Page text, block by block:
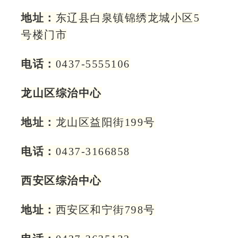
地址： 东辽县白泉镇锦绣龙城小区5
号楼门市
电话： 0437-5555106
龙山区综治中心
地址： 龙山区益阳街199号
电话： 0437-3166858
西安区综治中心
地址： 西安区和宁街798号